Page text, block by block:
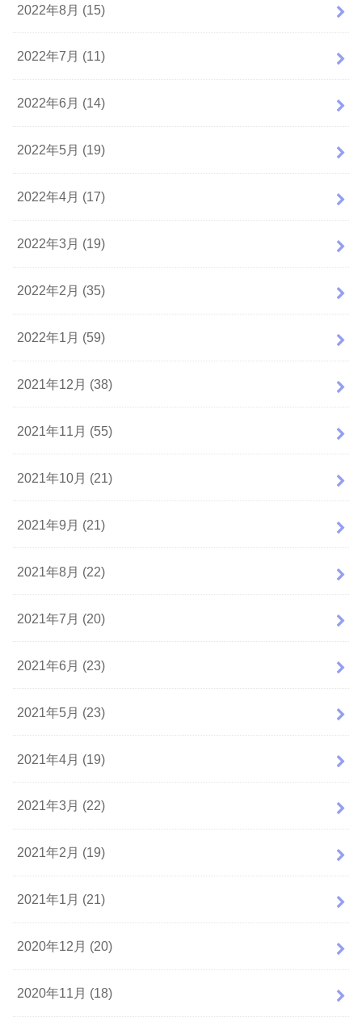
2022年8月 (15)
2022年7月 (11)
2022年6月 (14)
2022年5月 (19)
2022年4月 (17)
2022年3月 (19)
2022年2月 (35)
2022年1月 (59)
2021年12月 (38)
2021年11月 (55)
2021年10月 (21)
2021年9月 (21)
2021年8月 (22)
2021年7月 (20)
2021年6月 (23)
2021年5月 (23)
2021年4月 (19)
2021年3月 (22)
2021年2月 (19)
2021年1月 (21)
2020年12月 (20)
2020年11月 (18)